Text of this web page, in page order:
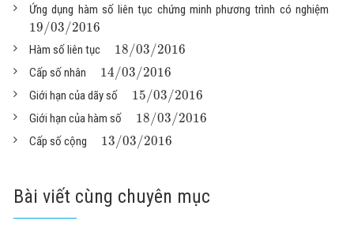
Ứng dụng hàm số liên tục chứng minh phương trình có nghiệm
19/03/2016
Hàm số liên tục 18/03/2016
Cấp số nhân 14/03/2016
Giới hạn của dãy số 15/03/2016
Giới hạn của hàm số 18/03/2016
Cấp số cộng 13/03/2016
Bài viết cùng chuyên mục